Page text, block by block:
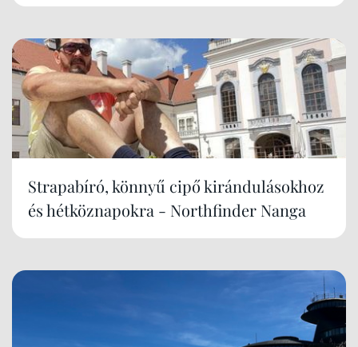
Strapabíró, könnyű cipő kirándulásokhoz
és hétköznapokra - Northfinder Nanga